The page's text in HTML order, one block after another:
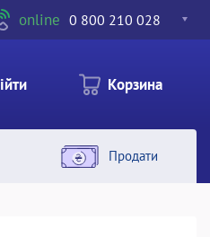
online 0 800 210 028
Корзина
Продати